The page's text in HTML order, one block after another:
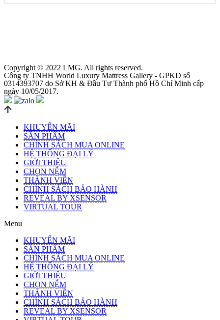
Copyright © 2022 LMG. All rights reserved.
Công ty TNHH World Luxury Mattress Gallery - GPKD số
0314393707 do Sở KH & Đầu Tư Thành phố Hồ Chí Minh cấp
ngày 10/05/2017.
KHUYẾN MÃI
SẢN PHẨM
CHÍNH SÁCH MUA ONLINE
HỆ THỐNG ĐẠI LÝ
GIỚI THIỆU
CHỌN NỆM
THÀNH VIÊN
CHÍNH SÁCH BẢO HÀNH
REVEAL BY XSENSOR
VIRTUAL TOUR
Menu
KHUYẾN MÃI
SẢN PHẨM
CHÍNH SÁCH MUA ONLINE
HỆ THỐNG ĐẠI LÝ
GIỚI THIỆU
CHỌN NỆM
THÀNH VIÊN
CHÍNH SÁCH BẢO HÀNH
REVEAL BY XSENSOR